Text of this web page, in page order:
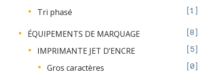
Tri phasé 1
ÉQUIPEMENTS DE MARQUAGE 8
IMPRIMANTE JET D’ENCRE 5
Gros caractères 0